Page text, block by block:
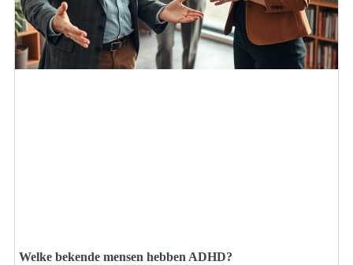
Welke bekende mensen hebben ADHD?